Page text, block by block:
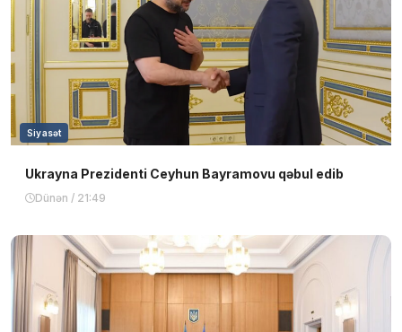
Siyasət
Ukrayna Prezidenti Ceyhun Bayramovu qəbul edib
Dünən / 21:49